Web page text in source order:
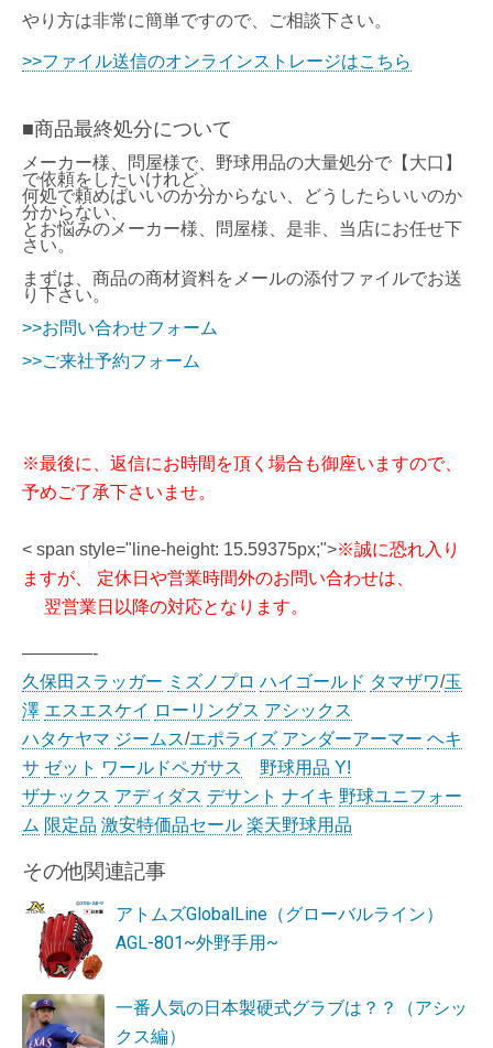
やり方は非常に簡単ですので、ご相談下さい。
>>ファイル送信のオンラインストレージはこちら
■商品最終処分について
メーカー様、問屋様で、野球用品の大量処分で【 大口 】
で依頼をしたいけれど、
何処で頼めばいいのか分からない、どうしたらいいのか
分からない、
とお悩みのメーカー様、問屋様、是非、当店にお任せ下
さい。
まずは、商品の商材資料を メールの添付ファイルでお送
り下さい。
>>お問い合わせフォーム
>>ご来社予約フォーム
※最後に、返信にお時間を頂く場合も御座いますので、
予めご了承下さいませ。
< span style="line-height: 15.59375px;">※誠に恐れ入り
ますが、 定休日や営業時間外のお問い合わせは、
翌営業日以降の対応となります。
————-
久保田スラッガー ミズノプロ ハイゴールド タマザワ/玉
澤 エスエスケイ ローリングス アシックス
ハタケヤマ ジームス/エポライズ アンダーアーマー ヘキ
サ ゼット ワールドペガサス
野球用品 Y!
ザナックス アディダス デサント ナイキ 野球ユニフォー
ム 限定品 激安特価品セール 楽天野球用品
その他関連記事
アトムズGlobalLine（グローバルライン）
AGL-801~外野手用~
一番人気の日本製硬式グラブは？？（アシッ
クス編）